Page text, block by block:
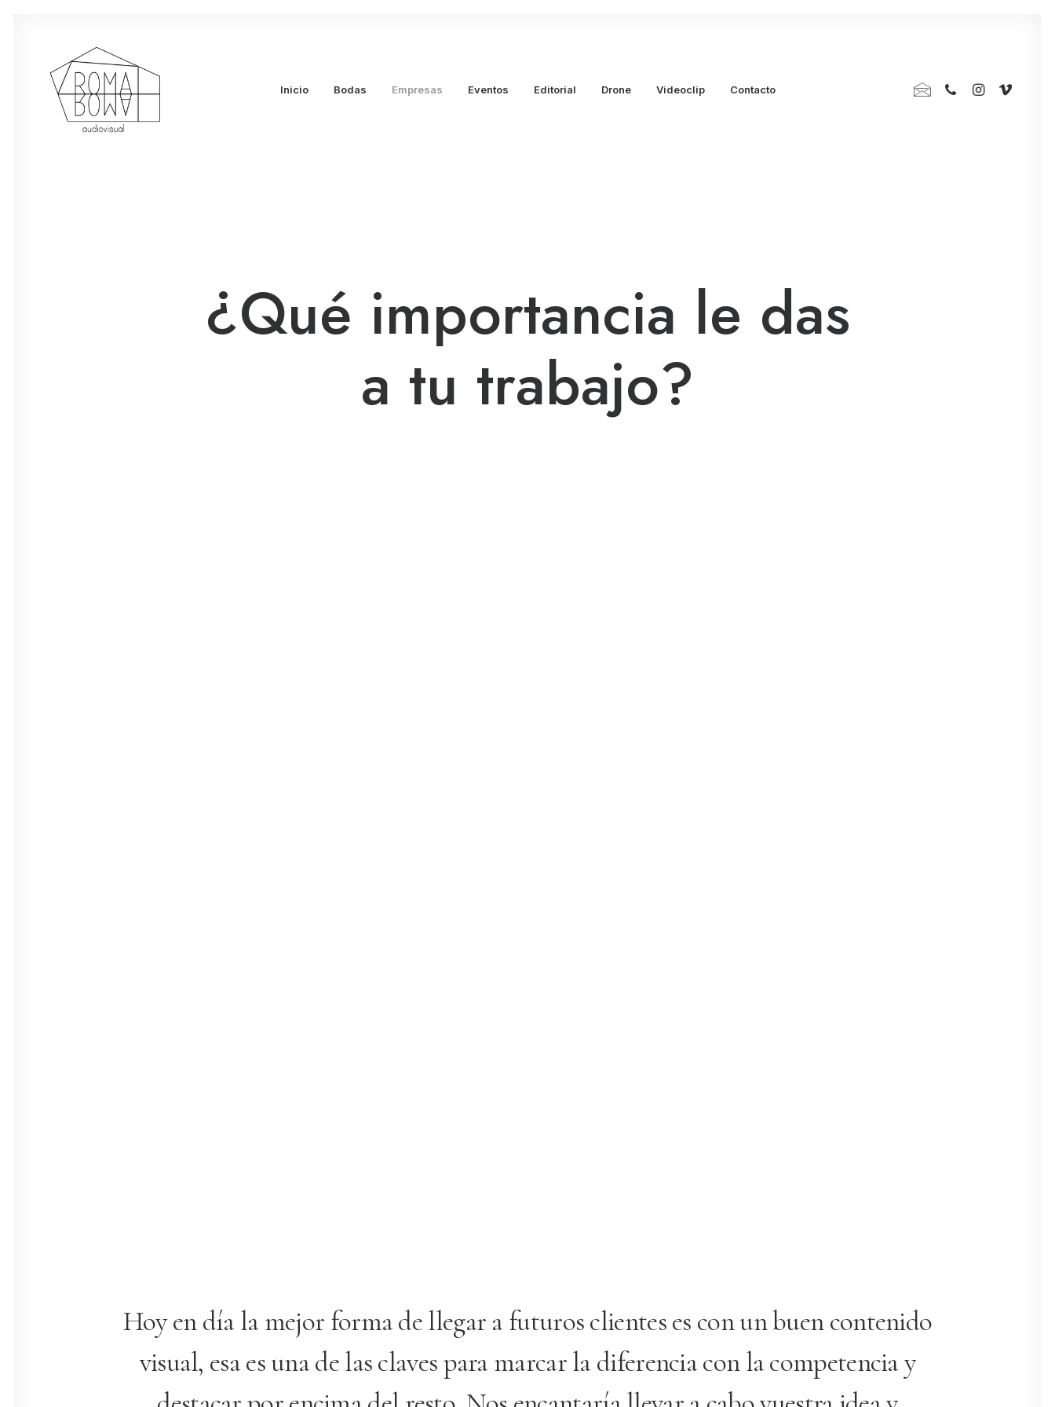
Inicio Bodas Empresas Eventos Editorial Drone Videoclip Contacto
¿Qué importancia le das
a tu trabajo?
Hoy en día la mejor forma de llegar a futuros clientes es con un buen contenido
visual, esa es una de las claves para marcar la diferencia con la competencia y